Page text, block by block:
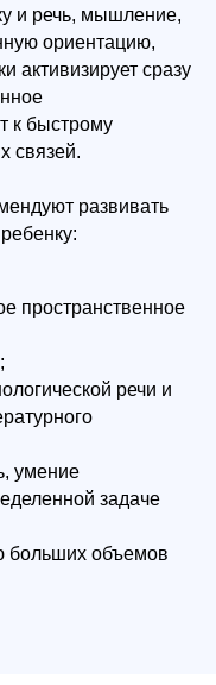
и речь, мышление,
ориентацию,
активизирует сразу
к быстрому
связей.
развивать
пространственное
речи и
умение
задаче
больших объемов